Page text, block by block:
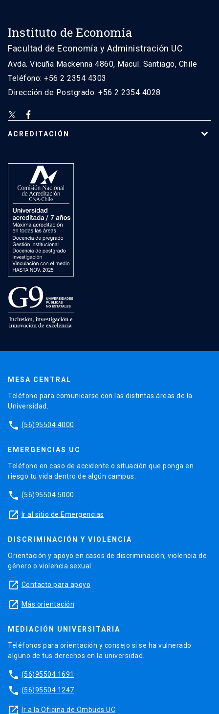
Instituto de Economía
Facultad de Economía y Administración UC
Avda. Vicuña Mackenna 4860, Macul. Santiago, Chile
Teléfono: +56 2 2354 4303
Dirección de Postgrado: +56 2 2354 4028
ACREDITACIÓN
MESA CENTRAL
Teléfono para comunicarse con las distintas áreas de la
Universidad.
phone (56)95504 4000
EMERGENCIAS UC
Teléfono en caso de accidente o situación que ponga en
riesgo tu vida dentro de algún campus.
phone (56)95504 5000
launch Ir al sitio de Emergencias
DISCRIMINACIÓN Y VIOLENCIA
Orientación y apoyo en casos de discriminación, violencia de
género o violencia sexual.
launch Contacto para apoyo
launch Más orientación
MEDIACIÓN UNIVERSITARIA
Teléfonos para orientación y consejo si se ha vulnerado
alguno de tus derechos en la universidad.
phone (56)95504 1691
phone (56)95504 1247
launch Ir a la Oficina de Ombuds UC